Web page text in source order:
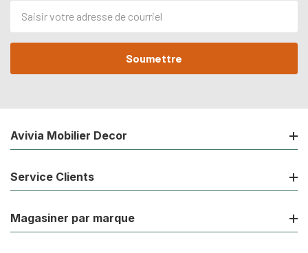
courriel
Avivia Mobilier Decor
Service Clients
Magasiner par marque